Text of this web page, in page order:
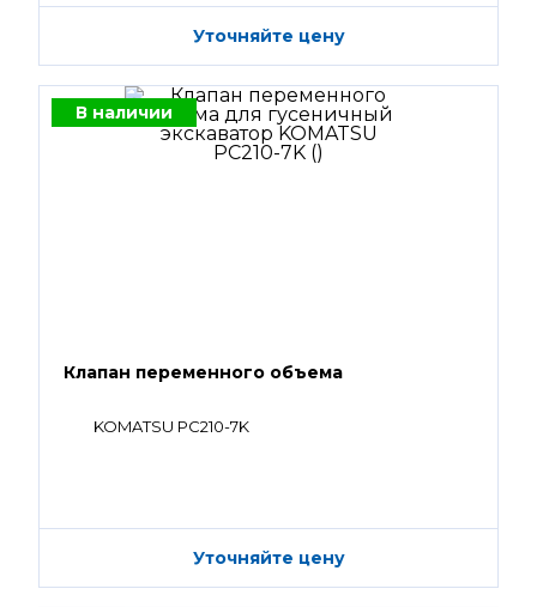
Уточняйте цену
В наличии
Клапан переменного объема
KOMATSU PC210-7K
Уточняйте цену